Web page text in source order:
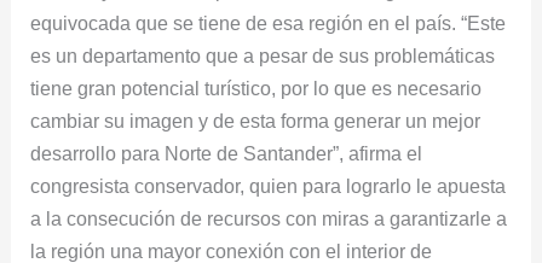
equivocada que se tiene de esa región en el país. “Este
es un departamento que a pesar de sus problemáticas
tiene gran potencial turístico, por lo que es necesario
cambiar su imagen y de esta forma generar un mejor
desarrollo para Norte de Santander”, afirma el
congresista conservador, quien para lograrlo le apuesta
a la consecución de recursos con miras a garantizarle a
la región una mayor conexión con el interior de